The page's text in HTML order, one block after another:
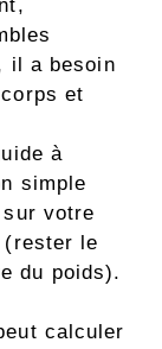
il a besoin
et
à
simple
votre
le
du poids).
calculer